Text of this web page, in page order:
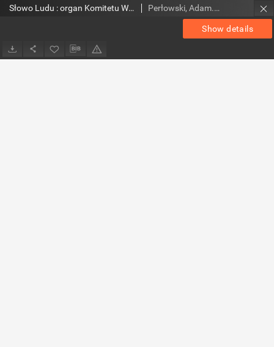
Show details
Słowo Ludu : organ Komitetu Wojewódzkiego Polskiej Zjednoczonej Partii Robotniczej, 1953, R.5, nr 249 Perłowski, Adam. Red.